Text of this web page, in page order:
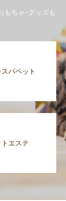
もちゃ･グッズも
パペット
エステ